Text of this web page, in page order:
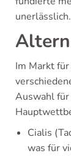
unerlässlich.
Im Markt
Auswahl für
Cialis
was für